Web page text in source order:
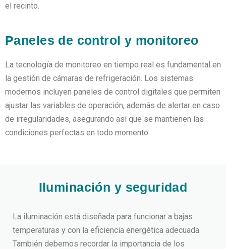
el recinto.
Paneles de control y monitoreo
La tecnología de monitoreo en tiempo real es fundamental en
la gestión de cámaras de refrigeración. Los sistemas
modernos incluyen paneles de control digitales que permiten
ajustar las variables de operación, además de alertar en caso
de irregularidades, asegurando así que se mantienen las
condiciones perfectas en todo momento.
Iluminación y seguridad
La iluminación está diseñada para funcionar a bajas
temperaturas y con la eficiencia energética adecuada.
También debemos recordar la importancia de los